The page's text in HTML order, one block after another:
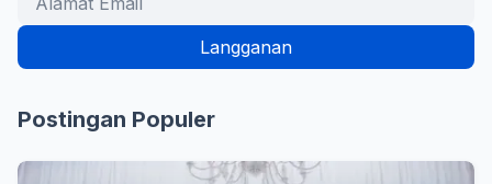
Postingan Populer